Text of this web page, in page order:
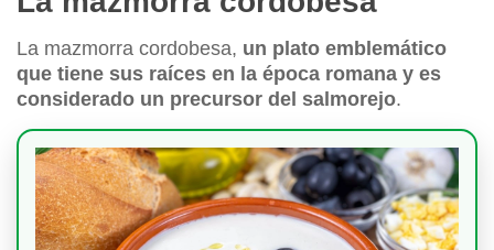
La mazmorra cordobesa, un plato emblemático
que tiene sus raíces en la época romana y es
considerado un precursor del salmorejo.